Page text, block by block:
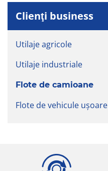
Clienţi business
Utilaje agricole
Utilaje industriale
Flote de camioane
Flote de vehicule uşoare